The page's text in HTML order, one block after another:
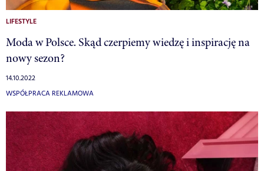
LIFESTYLE
Moda w Polsce. Skąd czerpiemy wiedzę i inspirację na
nowy sezon?
14.10.2022
WSPÓŁPRACA REKLAMOWA